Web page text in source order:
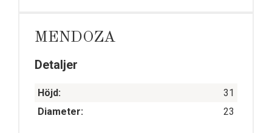
MENDOZA
Detaljer
Höjd:
31
Diameter:
23